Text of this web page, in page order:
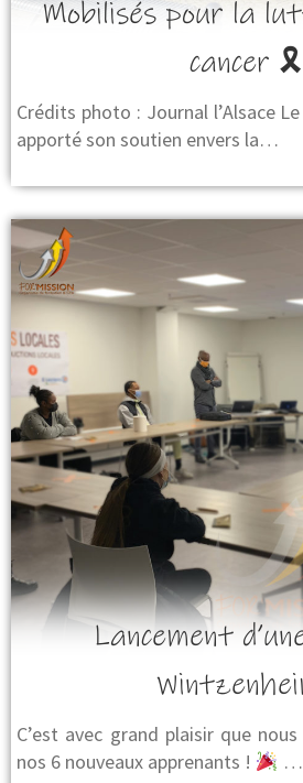
Mobilisés pour la
cancer 🎗
Crédits photo : Journal l’Alsace
apporté son soutien envers la…
Lancement
C’est avec grand plaisir que
nos 6 nouveaux apprenants !
…